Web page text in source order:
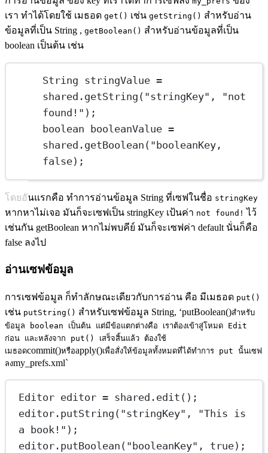
เรา ทำได้โดยใช้ เมธอด get() เช่น getString() สำหรับอ่าน
ข้อมูลที่เป็น String , getBoolean() สำหรับอ่านข้อมูลที่เป็น
boolean เป็นต้น เช่น
String stringValue =
shared. getString ( "stringKey" , "not
found!" );
boolean
booleanValue =
shared. getBoolean ( "booleanKey,
false);
โดยอันแรกคือ ทำการอ่านข้อมูล String ที่เซฟในชื่อ stringKey
หากหาไม่เจอ มันก็จะเซฟเป็น stringKey เป้นค่า not found! ไว้
เช่นกัน getBoolean หากไม่พบคีย์ มันก็จะเซฟค่า default นั่นก็คือ
false ลงไป
อ่านเซฟข้อมูล
การเซฟข้อมูล ก็ทำลักษณะเดียวกับการอ่าน คือ มีเมธอด put()
เช่น putString() สำหรับเซฟข้อมูล String, ‘putBoolean()สำหรับ
ข้อมูล boolean เป็นต้น แต่มีข้อแตกต่างคือ เราต้องเข้าสู่โหมด Edit
ก่อน และหลังจาก put() เสร็จสิ้นแล้ว ต้องใช้
เมธอดcommit()หรือapply()เพื่อสั่งให้ข้อมูลทั้งหมดที่ได้ทำการ put นั้นเซฟ
ลงmy_prefs.xml`
Editor editor = shared. edit ();
editor. putString ( "stringKey" , "This is
a book!" );
editor. putBoolean ( "booleanKey" , true);